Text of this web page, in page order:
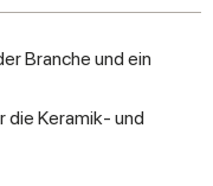
Branche und ein
die Keramik- und